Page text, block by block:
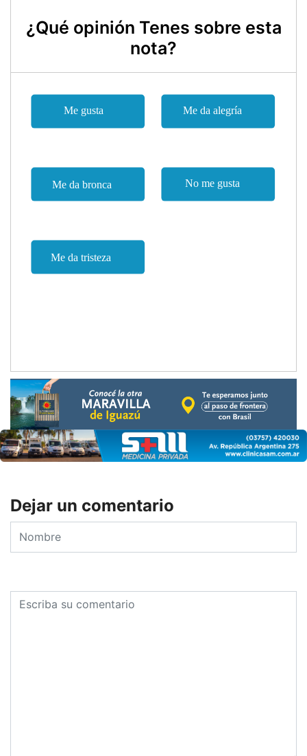
¿Qué opinión Tenes sobre esta
nota?
Dejar un comentario